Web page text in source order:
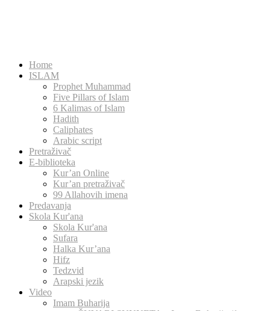
Home
ISLAM
Prophet Muhammad
Five Pillars of Islam
6 Kalimas of Islam
Hadith
Caliphates
Arabic script
Pretraživač
E-biblioteka
Kur’an Online
Kur’an pretraživač
99 Allahovih imena
Predavanja
Skola Kur'ana
Skola Kur'ana
Sufara
Halka Kur’ana
Hifz
Tedzvid
Arapski jezik
Video
Imam Buharija